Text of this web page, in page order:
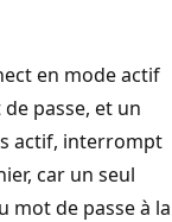
en mode actif
passe, et un
actif, interrompt
car un seul
mot de passe à la